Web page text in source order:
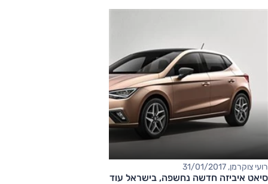
רועי צוקרמן, 31/01/2017
סיאט איביזה חדשה נחשפה, בישראל עוד השנה